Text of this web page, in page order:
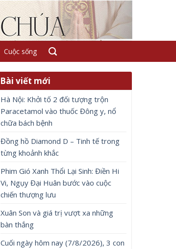
Cuộc sống
Bài viết mới
Hà Nội: Khởi tố 2 đối tượng trộn
Paracetamol vào thuốc Đông y, nổ
chữa bách bệnh
Đồng hồ Diamond D – Tinh tế trong
từng khoảnh khắc
Phim Gió Xanh Thổi Lại Sinh: Điền Hi
Vi, Ngụy Đại Huân bước vào cuộc
chiến thượng lưu
Xuân Son và giá trị vượt xa những
bàn thắng
Cuối ngày hôm nay (7/8/2026), 3 con